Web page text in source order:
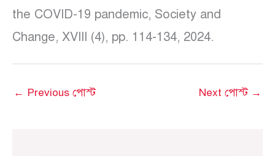
the COVID-19 pandemic, Society and
Change, XVIII (4), pp. 114-134, 2024.
← Previous পোস্ট Next পোস্ট →